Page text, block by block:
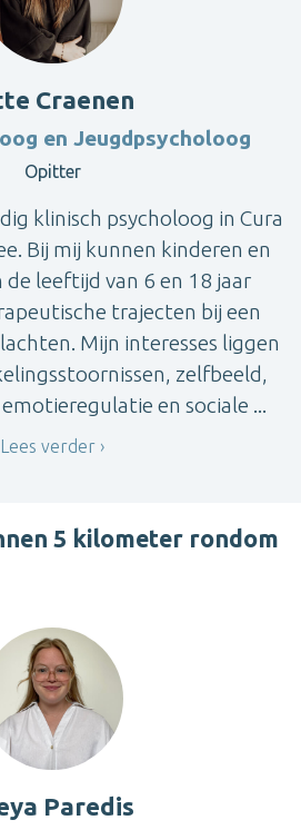
Craenen
en Jeugdpsycholoog
Opitter
klinisch psycholoog in Cura
Bij mij kunnen kinderen en
de leeftijd van 6 en 18 jaar
trajecten bij een
Mijn interesses liggen
zelfbeeld,
en sociale ...
Lees verder
5 kilometer rondom
Paredis